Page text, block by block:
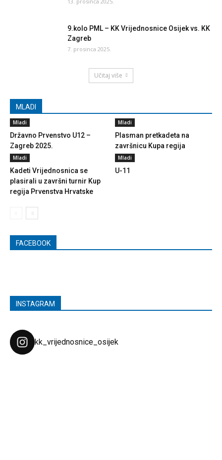
9.kolo PML – KK Vrijednosnice Osijek vs. KK
Zagreb
7. prosinca 2025.
Učitaj više
MLADI
Mladi
Državno Prvenstvo U12 –
Zagreb 2025.
Mladi
Plasman pretkadeta na
završnicu Kupa regija
Mladi
Kadeti Vrijednosnica se
plasirali u završni turnir Kup
regija Prvenstva Hrvatske
Mladi
U-11
FACEBOOK
INSTAGRAM
kk_vrijednosnice_osijek